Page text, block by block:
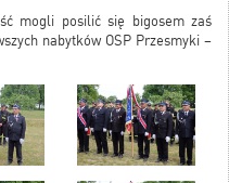
mogli posilić się bigosem zaś
nabytków OSP Przesmyki –